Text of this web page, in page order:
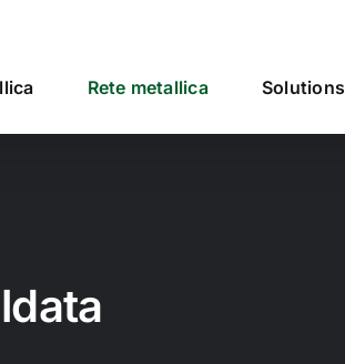
Rete metallica Solutions